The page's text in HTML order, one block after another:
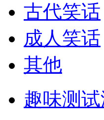
古代笑话
成人笑话
其他
趣味测